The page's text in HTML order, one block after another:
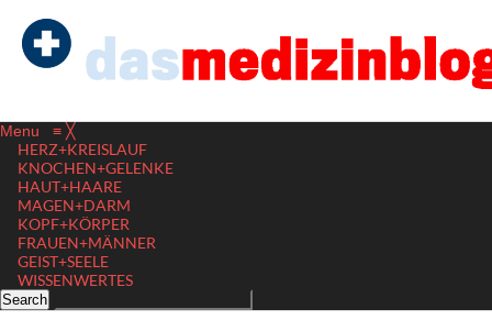
Menu ≡ ╳
HERZ+KREISLAUF
KNOCHEN+GELENKE
HAUT+HAARE
MAGEN+DARM
KOPF+KÖRPER
FRAUEN+MÄNNER
GEIST+SEELE
WISSENWERTES